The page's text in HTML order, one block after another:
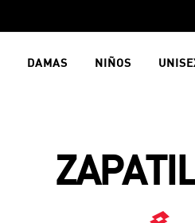
DAMAS NIÑOS